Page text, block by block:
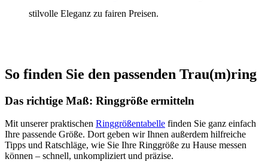
stilvolle Eleganz zu fairen Preisen.
So finden Sie den passenden Trau(m)ring
Das richtige Maß: Ringgröße ermitteln
Mit unserer praktischen Ringgrößentabelle finden Sie ganz einfach
Ihre passende Größe. Dort geben wir Ihnen außerdem hilfreiche
Tipps und Ratschläge, wie Sie Ihre Ringgröße zu Hause messen
können – schnell, unkompliziert und präzise.